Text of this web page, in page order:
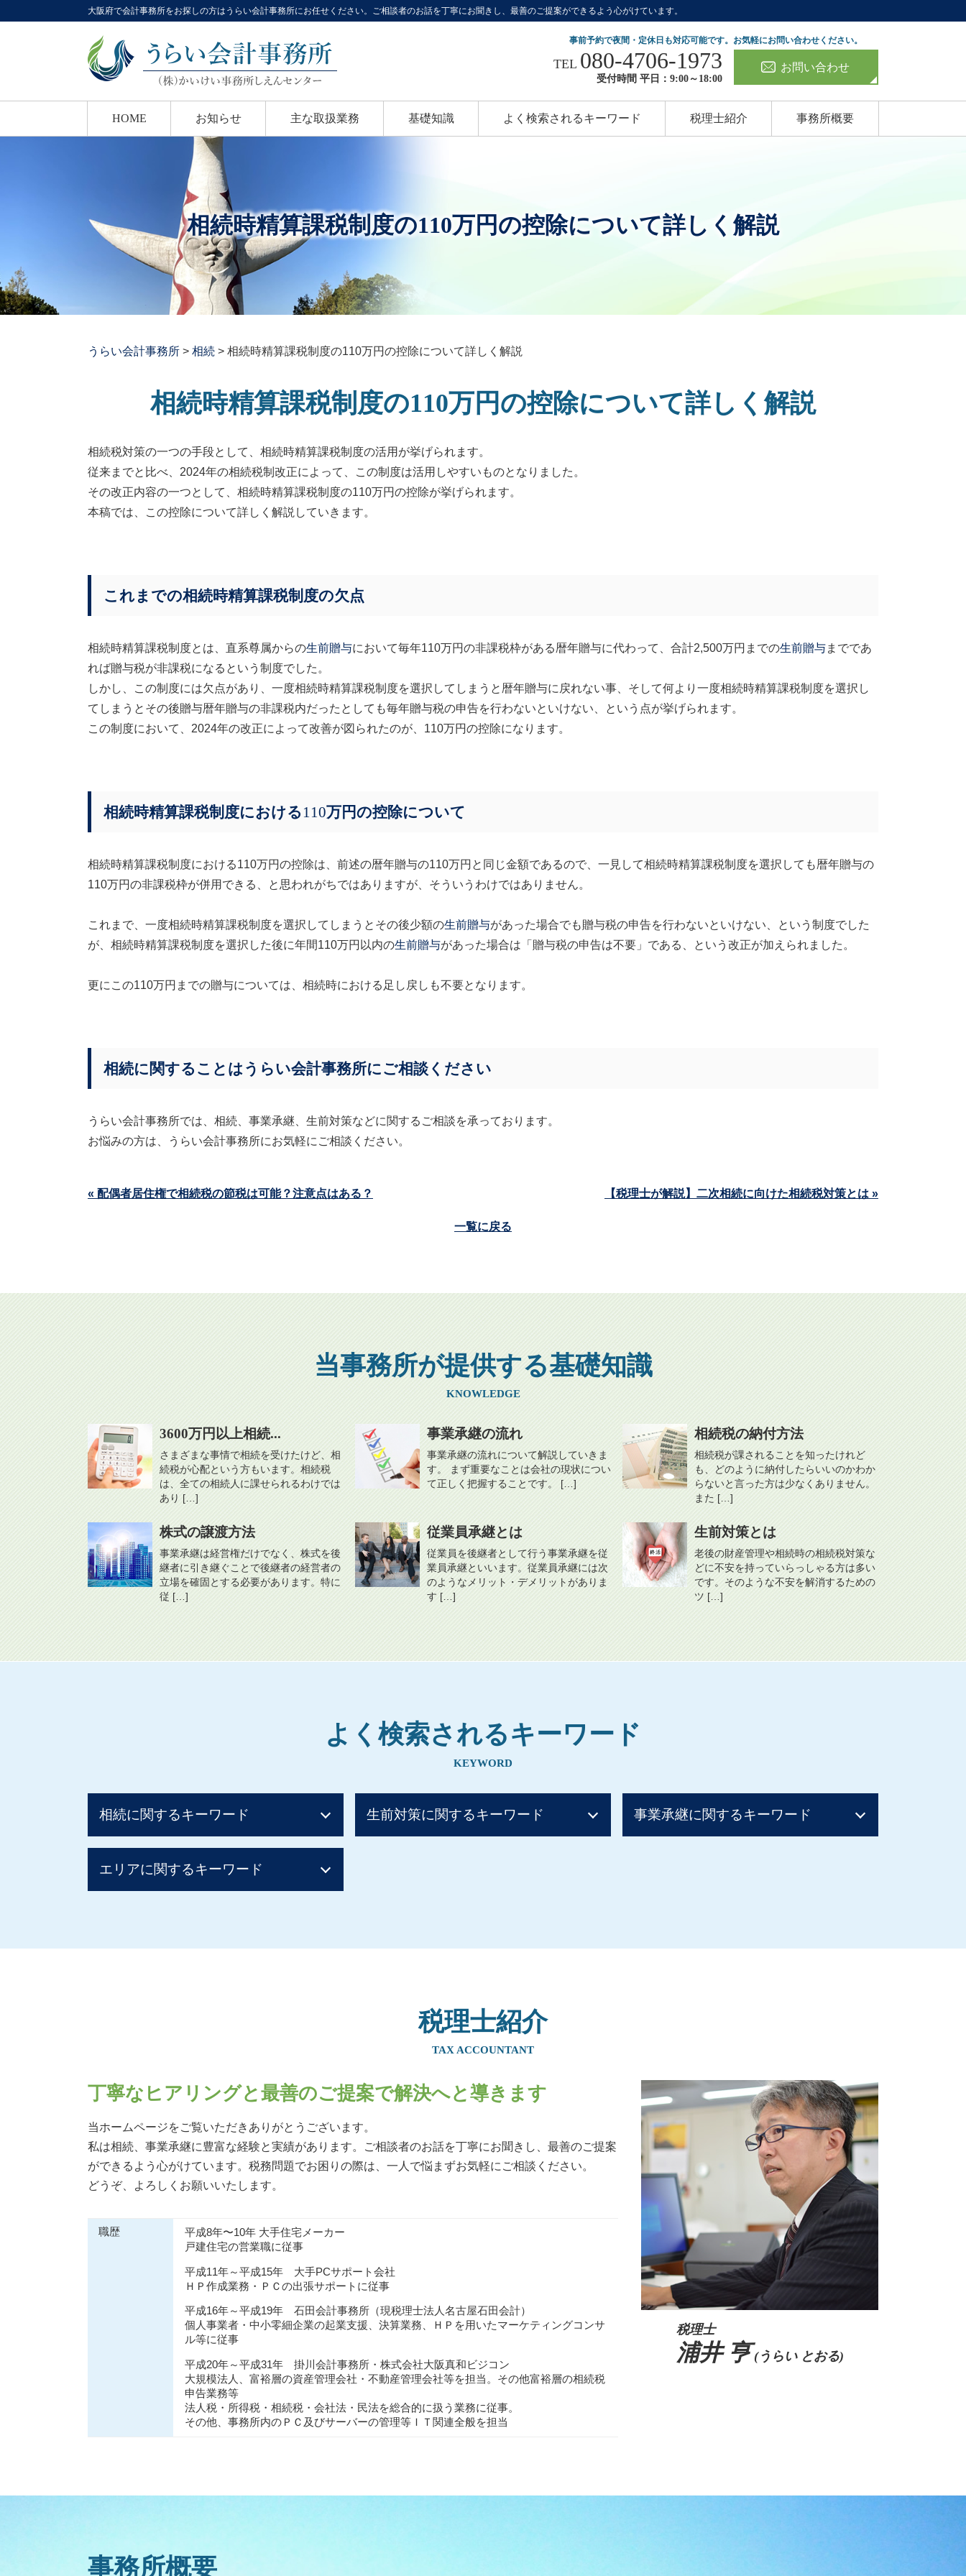
相続時精算課税制度の110万円の控除について詳しく解説
大阪府で会計事務所をお探しの方はうらい会計事務所にお任せください。ご相談者のお話を丁寧にお聞きし、最善のご提案ができるよう心がけています。
事前予約で夜間・定休日も対応可能です。お気軽にお問い合わせください。
TEL 080-4706-1973
受付時間 平日：9:00～18:00
お問い合わせ
HOME お知らせ 主な取扱業務 基礎知識 よく検索されるキーワード 税理士紹介 事務所概要
うらい会計事務所 > 相続 > 相続時精算課税制度の110万円の控除について詳しく解説
相続時精算課税制度の110万円の控除について詳しく解説
相続税対策の一つの手段として、相続時精算課税制度の活用が挙げられます。
従来までと比べ、 2024年の相続税制改正によって、この制度は活用しやすいものとなりました。
その改正内容の一つとして、相続時精算課税制度の110万円の控除が挙げられます。
本稿では、この控除について詳しく解説していきます。
これまでの相続時精算課税制度の欠点
相続時精算課税制度とは、直系尊属からの生前贈与において毎年110万円の非課税枠がある暦年贈与に代わって、合計2,500万円までの生前贈与までであ
れば贈与税が非課税になるという制度でした。
しかし、この制度には欠点があり、一度相続時精算課税制度を選択してしまうと暦年贈与に戻れない事、そして何より一度相続時精算課税制度を選択し
てしまうとその後贈与暦年贈与の非課税内だったとしても毎年贈与税の申告を行わないといけない、という点が挙げられます。
この制度において、 2024年の改正によって改善が図られたのが、 110万円の控除になります。
相続時精算課税制度における 110万円の控除について
相続時精算課税制度における110万円の控除は、前述の暦年贈与の110万円と同じ金額であるので、一見して相続時精算課税制度を選択しても暦年贈与の
110万円の非課税枠が併用できる、と思われがちではありますが、そういうわけではありません。
これまで、一度相続時精算課税制度を選択してしまうとその後少額の生前贈与があった場合でも贈与税の申告を行わないといけない、という制度でした
が、相続時精算課税制度を選択した後に年間110万円以内の生前贈与があった場合は「贈与税の申告は不要」である、という改正が加えられました。
更にこの110万円までの贈与については、相続時における足し戻しも不要となります。
相続に関することはうらい会計事務所にご相談ください
うらい会計事務所では、相続、事業承継、生前対策などに関するご相談を承っております。
お悩みの方は、うらい会計事務所にお気軽にご相談ください。
« 配偶者居住権で相続税の節税は可能？注意点はある？ 【税理士が解説】二次相続に向けた相続税対策とは »
一覧に戻る
当事務所が提供する基礎知識
KNOWLEDGE
3600万円以上相続...
さまざまな事情で相続を受けたけど、相
続税が心配という方もいます。相続税
は、全ての相続人に課せられるわけでは
あり […]
事業承継の流れ
事業承継の流れについて解説していきま
す。 まず重要なことは会社の現状につい
て正しく把握することです。 […]
相続税の納付方法
相続税が課されることを知ったけれど
も、どのように納付したらいいのかわか
らないと言った方は少なくありません。
また […]
株式の譲渡方法
事業承継は経営権だけでなく、株式を後
継者に引き継ぐことで後継者の経営者の
立場を確固とする必要があります。特に
従 […]
従業員承継とは
従業員を後継者として行う事業承継を従
業員承継といいます。従業員承継には次
のようなメリット・デメリットがありま
す […]
生前対策とは
老後の財産管理や相続時の相続税対策な
どに不安を持っていらっしゃる方は多い
です。そのような不安を解消するための
ツ […]
よく検索されるキーワード
KEYWORD
相続に関するキーワード
贈与税 非課税 申告
贈与税 非課税
相続税 非課税 申告
相続税 非課税
相続税 申告
配偶者居住権 相続税
マンション 相続税
相続税とは 簡単に
生前対策に関するキーワード
相続時精算課税制度 住宅
贈与税 計算
相続税 ばれなかった
贈与税 タンス預金
暦年贈与 持ち戻し
生前贈与 土地 孫
暦年贈与
事業承継に関するキーワード
親族内承継 株式譲渡
事業譲渡
親族内承継 株主総会
事業承継税制 デメリット
事業承継 個人
事業承継 補助金 親子
親族内承継 デメリット
エリアに関するキーワード
相続 阪神間
相続 吹田市
事業承継 奈良県
生前対策 京都府
生前対策 奈良県
生前対策 大阪府
事業承継 兵庫県
税理士紹介
TAX ACCOUNTANT
税理士
浦井 亨 (うらい とおる)
丁寧なヒアリングと最善のご提案で解決へと導きます
当ホームページをご覧いただきありがとうございます。
私は相続、事業承継に豊富な経験と実績があります。ご相談者のお話を丁寧にお聞きし、最善のご提案
ができるよう心がけています。税務問題でお困りの際は、一人で悩まずお気軽にご相談ください。
どうぞ、よろしくお願いいたします。
職歴
平成8年〜10年 大手住宅メーカー
戸建住宅の営業職に従事
平成11年～平成15年 大手PCサポート会社
ＨＰ作成業務・ＰＣの出張サポートに従事
平成16年～平成19年 石田会計事務所（現税理士法人名古屋石田会計）
個人事業者・中小零細企業の起業支援、決算業務、ＨＰを用いたマーケティングコンサ
ル等に従事
平成20年～平成31年 掛川会計事務所・株式会社大阪真和ビジコン
大規模法人、富裕層の資産管理会社・不動産管理会社等を担当。その他富裕層の相続税
申告業務等
法人税・所得税・相続税・会社法・⺠法を総合的に扱う業務に従事。
その他、事務所内のＰＣ及びサーバーの管理等ＩＴ関連全般を担当
事務所概要